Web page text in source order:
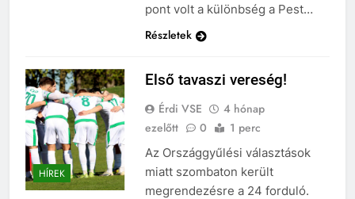
pont volt a különbség a Pest…
Részletek
HÍREK
Első tavaszi vereség!
Érdi VSE
4 hónap
ezelőtt
0 1 perc
Az Országgyűlési választások
miatt szombaton került
megrendezésre a 24 forduló.